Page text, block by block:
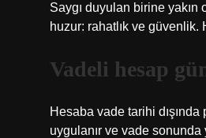
Saygı duyulan birine yakın
huzur: rahatlık ve güvenlik.
Vadeli hesap
Hesaba vade tarihi
uygulanır ve vade